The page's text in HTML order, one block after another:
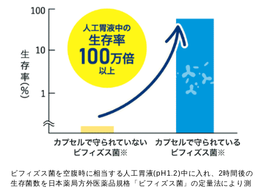
ビフィズス菌を空腹時に相当する人工胃液(pH1.2)中に入れ、2時間後の
生存菌数を日本薬局方外医薬品規格「ビフィズス菌」の定量法により測